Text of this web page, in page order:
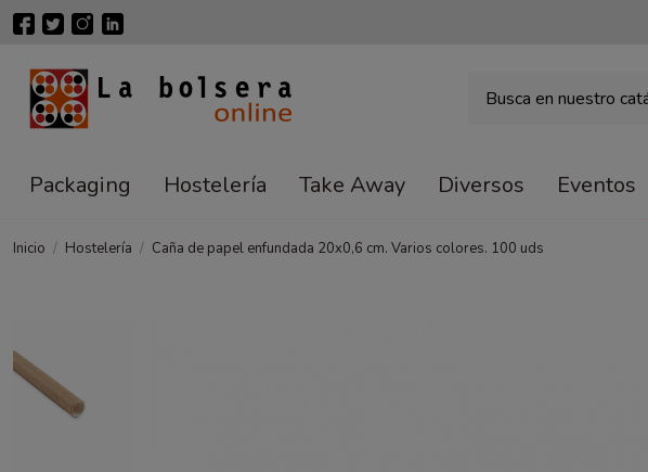
Packaging Hostelería Take Away Diversos Eventos
Inicio Hostelería Caña de papel enfundada 20x0,6 cm. Varios colores. 100 uds